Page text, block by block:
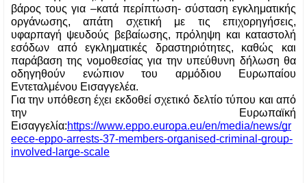
βάρος τους για –κατά περίπτωση- σύσταση εγκληματικής
οργάνωσης, απάτη σχετική με τις επιχορηγήσεις,
υφαρπαγή ψευδούς βεβαίωσης, πρόληψη και καταστολή
εσόδων από εγκληματικές δραστηριότητες, καθώς και
παράβαση της νομοθεσίας για την υπεύθυνη δήλωση θα
οδηγηθούν ενώπιον του αρμόδιου Ευρωπαίου
Εντεταλμένου Εισαγγελέα.
Για την υπόθεση έχει εκδοθεί σχετικό δελτίο τύπου και από
την Ευρωπαϊκή
Εισαγγελία:https://www.eppo.europa.eu/en/media/news/gr
eece-eppo-arrests-37-members-organised-criminal-group-
involved-large-scale